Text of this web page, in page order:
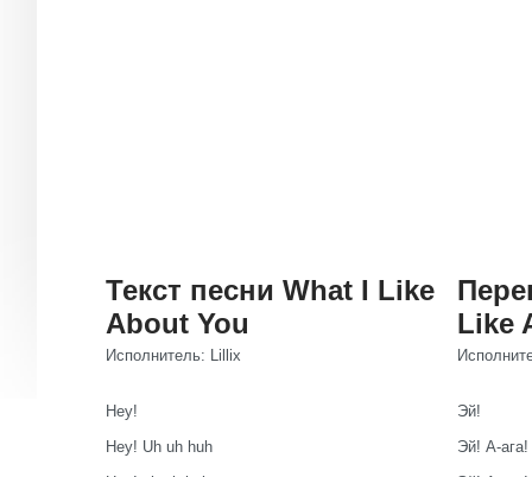
Текст песни What I Like
About You
Исполнитель: Lillix
Hey!
Hey! Uh uh huh
Like
Эй!
Эй! А-ага!